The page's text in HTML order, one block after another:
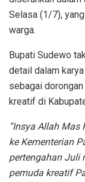
Selasa (1/7),
warga.
Bupati Sudewo
detail dalam
sebagai
kreatif di
“Insya Allah
ke Kementerian
pertengahan Juli
pemuda kreatif